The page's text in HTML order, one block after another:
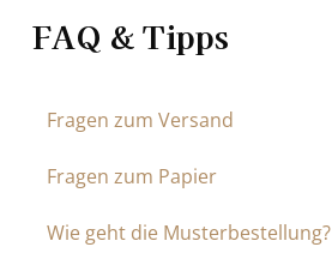
FAQ & Tipps
Fragen zum Versand
Fragen zum Papier
Wie geht die Musterbestellung?